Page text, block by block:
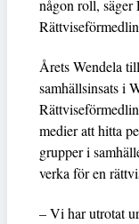
någon roll, säger
Årets Wendela
samhällsinsats i
medier att hitta
grupper i
verka för en
– Vi har utrotat